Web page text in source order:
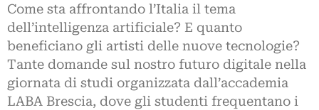
Come sta affrontando l’Italia il tema
dell’intelligenza artificiale? E quanto
beneficiano gli artisti delle nuove tecnologie?
Tante domande sul nostro futuro digitale nella
giornata di studi organizzata dall’accademia
LABA Brescia, dove gli studenti frequentano i